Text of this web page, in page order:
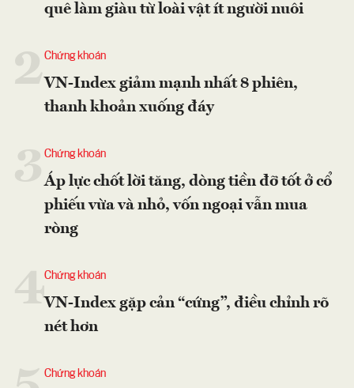
quê làm giàu từ loài vật ít người nuôi
2Chứng khoán
VN-Index giảm mạnh nhất 8 phiên,
thanh khoản xuống đáy
Chứng khoán
Áp lực chốt lời tăng, dòng tiền đỡ tốt ở cổ
phiếu vừa và nhỏ, vốn ngoại vẫn mua
ròng
4Chứng khoán
VN-Index gặp cản “cứng”, điều chỉnh rõ
nét hơn
Chứng khoán